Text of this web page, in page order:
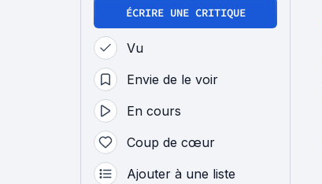
ÉCRIRE UNE CRITIQUE
Vu
Envie de le voir
En cours
Coup de cœur
Ajouter à une liste